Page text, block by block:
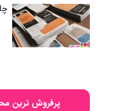
پرفروش ترین